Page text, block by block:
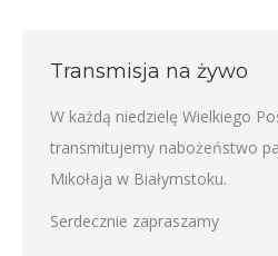
Transmisja na żywo
W każdą niedzielę Wielkiego
transmitujemy nabożeństwo
Mikołaja w Białymstoku.
Serdecznie zapraszamy